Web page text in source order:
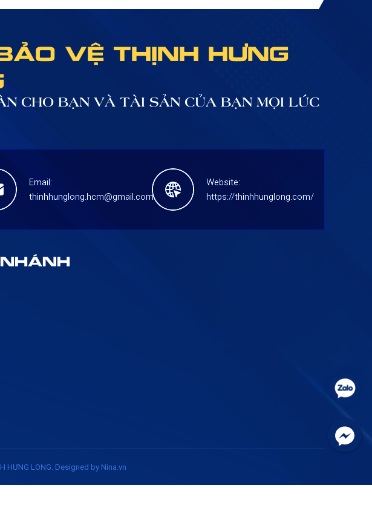
VỆ THỊNH HƯNG
CHO BẠN VÀ TÀI SẢN CỦA BẠN MỌI LÚC
Email:
thinhhunglong.hcm@gmail.com
Website:
https://thinhhunglong.com/
HƯNG LONG. Designed by Nina.vn